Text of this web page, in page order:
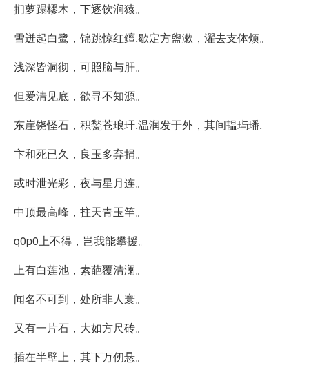
扪萝蹋樛木，下逐饮涧猿。
雪迸起白鹭，锦跳惊红鳣.歇定方盥漱，濯去支体烦。
浅深皆洞彻，可照脑与肝。
但爱清见底，欲寻不知源。
东崖饶怪石，积甃苍琅玕.温润发于外，其间韫玙璠.
卞和死已久，良玉多弃捐。
或时泄光彩，夜与星月连。
中顶最高峰，拄天青玉竿。
q0p0上不得，岂我能攀援。
上有白莲池，素葩覆清澜。
闻名不可到，处所非人寰。
又有一片石，大如方尺砖。
插在半壁上，其下万仞悬。